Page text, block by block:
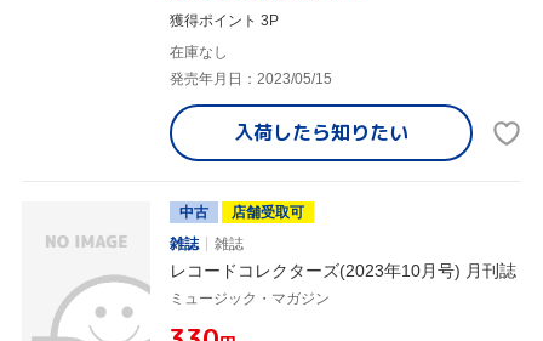
獲得ポイント 3P
在庫なし
発売年月日：2023/05/15
入荷したら知りたい
中古
店舗受取可
雑誌
雑誌
レコードコレクターズ(2023年10月号) 月刊誌
ミュージック・マガジン